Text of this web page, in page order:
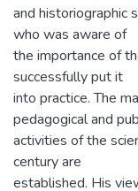
and historiographic
who was aware of
the importance of
successfully put it
into practice. The
pedagogical and
activities of the
century are
established. His